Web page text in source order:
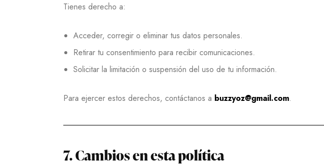
Tienes derecho a:
Acceder, corregir o eliminar tus datos personales.
Retirar tu consentimiento para recibir comunicaciones.
Solicitar la limitación o suspensión del uso de tu información.
Para ejercer estos derechos, contáctanos a buzzyoz@gmail.com.
7. Cambios en esta política